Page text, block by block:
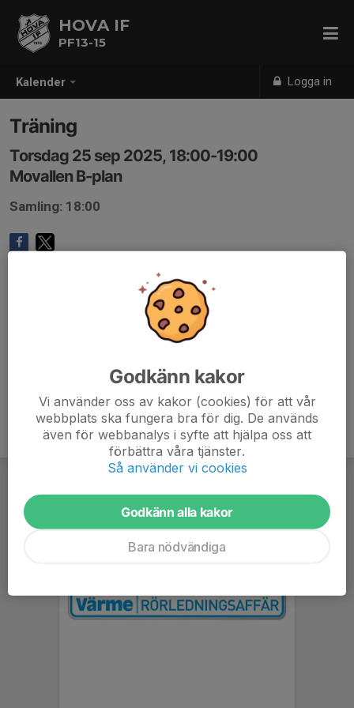
Kalender Logga in
HOVA IF
PF13-15
Träning
Torsdag 25 sep 2025, 18:00-19:00
Movallen B-plan
Samling: 18:00
Godkänn kakor
Vi använder oss av kakor (cookies) för att vår
webbplats ska fungera bra för dig. De används
även för webbanalys i syfte att hjälpa oss att
förbättra våra tjänster.
Så använder vi cookies
Godkänn alla kakor
Bara nödvändiga